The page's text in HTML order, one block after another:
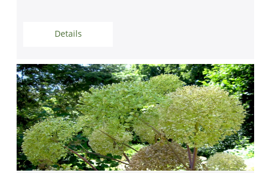
Details